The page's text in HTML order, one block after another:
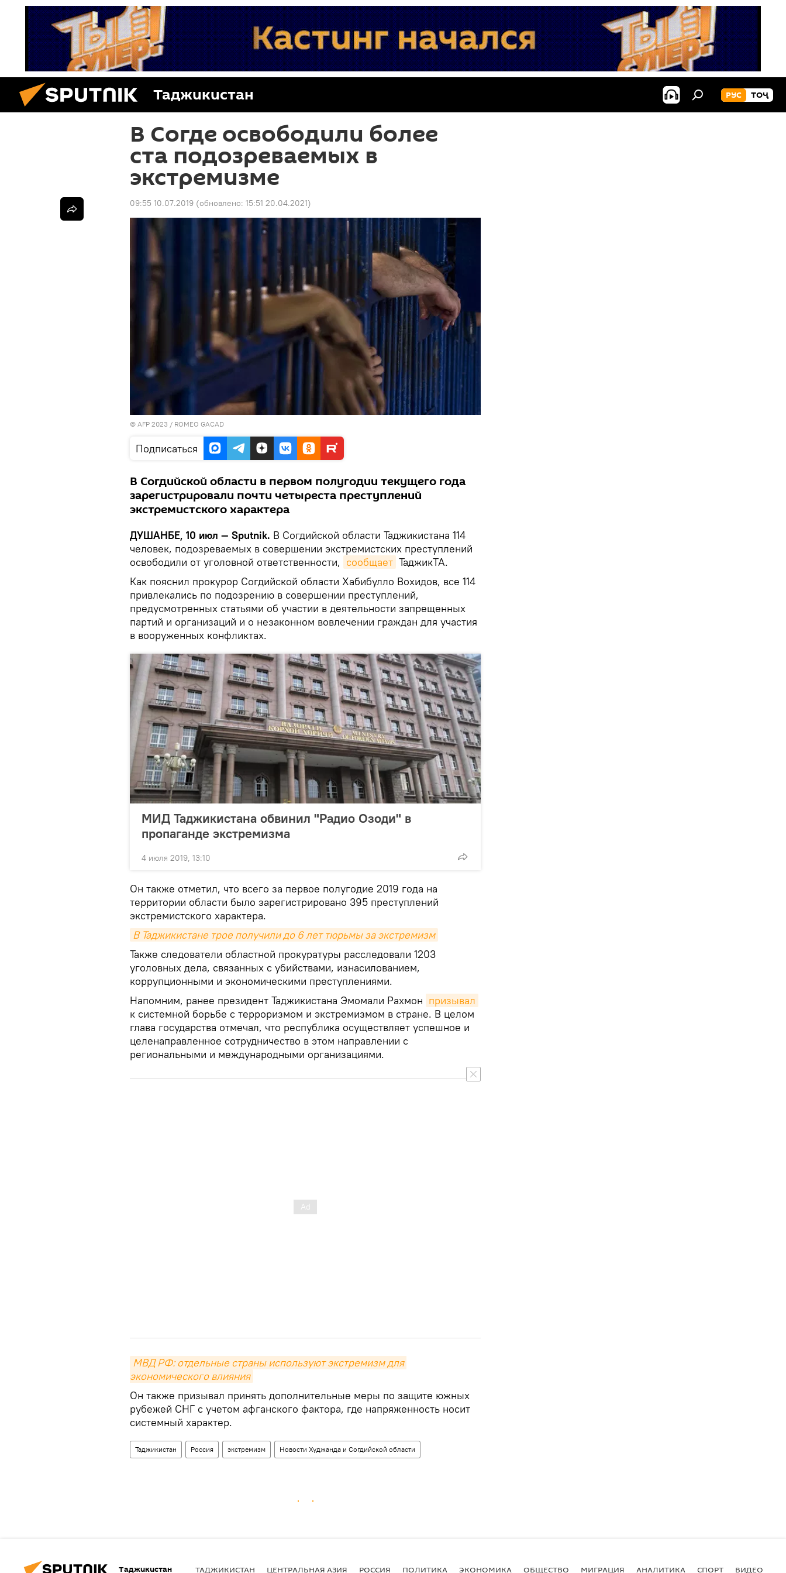
Таджикистан РУС ТОҶ
В Согде освободили более
ста подозреваемых в
экстремизме
09:55 10.07.2019 (обновлено: 15:51 20.04.2021)
© AFP 2023 / ROMEO GACAD
Подписаться
В Согдийской области в первом полугодии текущего года
зарегистрировали почти четыреста преступлений
экстремистского характера
ДУШАНБЕ, 10 июл — Sputnik. В Согдийской области Таджикистана 114
человек, подозреваемых в совершении экстремистских преступлений
освободили от уголовной ответственности, сообщает ТаджикТА.
Как пояснил прокурор Согдийской области Хабибулло Вохидов, все 114
привлекались по подозрению в совершении преступлений,
предусмотренных статьями об участии в деятельности запрещенных
партий и организаций и о незаконном вовлечении граждан для участия
в вооруженных конфликтах.
МИД Таджикистана обвинил "Радио Озоди" в
пропаганде экстремизма
4 июля 2019, 13:10
Он также отметил, что всего за первое полугодие 2019 года на
территории области было зарегистрировано 395 преступлений
экстремистского характера.
В Таджикистане трое получили до 6 лет тюрьмы за экстремизм
Также следователи областной прокуратуры расследовали 1203
уголовных дела, связанных с убийствами, изнасилованием,
коррупционными и экономическими преступлениями.
Напомним, ранее президент Таджикистана Эмомали Рахмон призывал
к системной борьбе с терроризмом и экстремизмом в стране. В целом
глава государства отмечал, что республика осуществляет успешное и
целенаправленное сотрудничество в этом направлении с
региональными и международными организациями.
МВД РФ: отдельные страны используют экстремизм для
экономического влияния
Он также призывал принять дополнительные меры по защите южных
рубежей СНГ с учетом афганского фактора, где напряженность носит
системный характер.
Таджикистан Россия экстремизм Новости Худжанда и Согдийской области
Таджикистан ТАДЖИКИСТАН ЦЕНТРАЛЬНАЯ АЗИЯ РОССИЯ ПОЛИТИКА ЭКОНОМИКА ОБЩЕСТВО МИГРАЦИЯ АНАЛИТИКА СПОРТ ВИДЕО